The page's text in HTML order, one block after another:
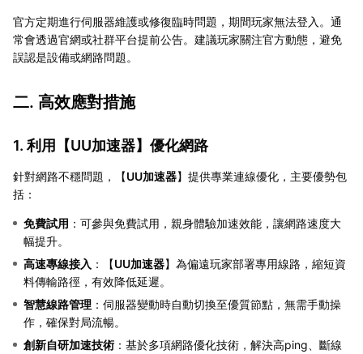
官方定期進行伺服器維護或修復臨時問題，期間玩家無法登入。通
常會透過官網或社群平台提前公告。建議玩家關注官方動態，避免
誤認是設備或網路問題。
二. 高效應對措施
1. 利用【UU加速器】優化網路
針對網路不穩問題，【UU加速器】提供專業連線優化，主要優勢包
括：
免費試用 ：可參與免費試用，親身體驗加速效能，讓網路速度大
幅提升。
高速專線接入 ：【UU加速器】為偏遠玩家部署專用線路，縮短資
料傳輸路徑，有效降低延遲。
智慧線路管理 ：伺服器變動時自動切換至優質節點，無需手動操
作，確保對局流暢。
創新自研加速技術 ：基於多項網路優化技術，解決高ping、斷線